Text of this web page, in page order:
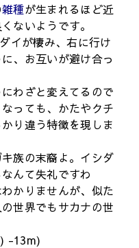
雑種が生まれるほど近
ないようです。
イが棲み、右に行け
、お互いが避け合っ
わざと変えてるので
っても、かたやクチ
り違う特徴を現しま
族の末裔よ。イシダ
んて失礼ですわ
かりませんが、似た
世界でもサカナの世
-13m)